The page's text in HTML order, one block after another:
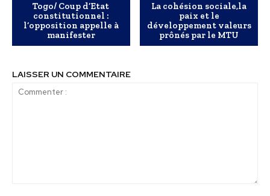
Togo/ Coup d’Etat
constitutionnel :
l’opposition appelle à
manifester
La cohésion sociale,la
paix et le
développement valeurs
prônés par le MTU
LAISSER UN COMMENTAIRE